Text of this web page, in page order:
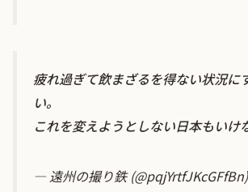
疲れ過ぎて飲まざるを得ない状況に
い。
これを変えようとしない日本もいけ
— 遠州の撮り鉄 (@pqjYrtfJKcGFfBn)